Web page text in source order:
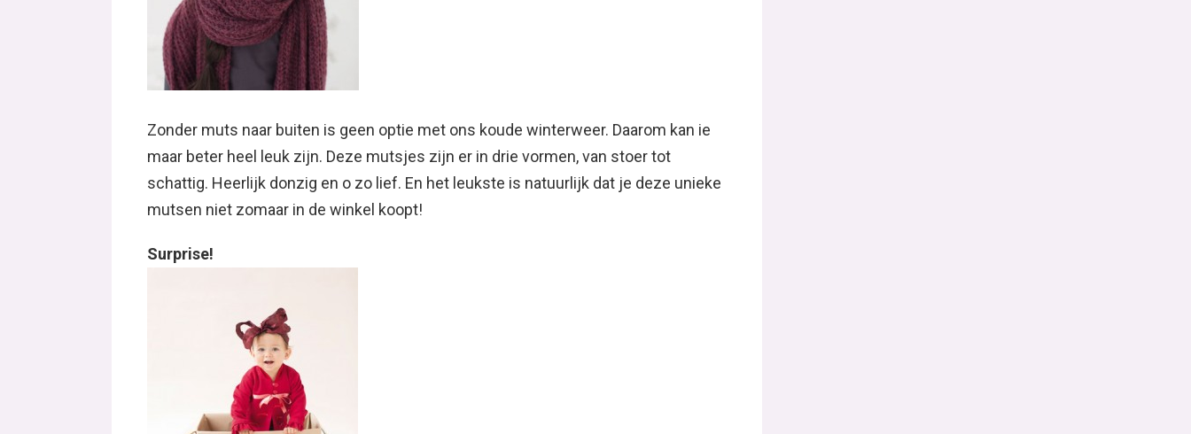
Zonder muts naar buiten is geen optie met ons koude winterweer. Daarom kan ie
maar beter heel leuk zijn. Deze mutsjes zijn er in drie vormen, van stoer tot
schattig. Heerlijk donzig en o zo lief. En het leukste is natuurlijk dat je deze unieke
mutsen niet zomaar in de winkel koopt!
Surprise!